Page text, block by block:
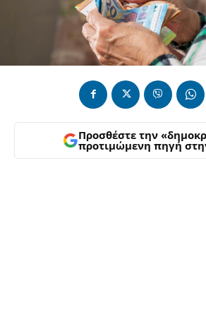
Προσθέστε την
προτιμώμενη πηγή